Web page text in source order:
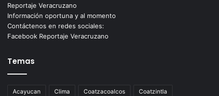
Reportaje Veracruzano
Información oportuna y al momento
Contáctenos en redes sociales:
Facebook Reportaje Veracruzano
Temas
Acayucan Clima Coatzacoalcos Coatzintla